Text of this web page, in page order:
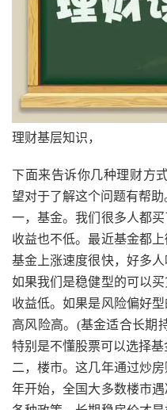
理财基层知识，
下面来告诉你几种理财方
望对于了解这个问题有帮助
一，基金。我们很多人都
收益也不低。最近基金都
基金上涨速度很快，好多
如果我们是稳健型的可以
收益低。如果是风险偏好
高风险高。(基金适合长期
特别是不懂股票可以选择基
二，楼市。这几年通过炒
年开始，全国大多数楼市